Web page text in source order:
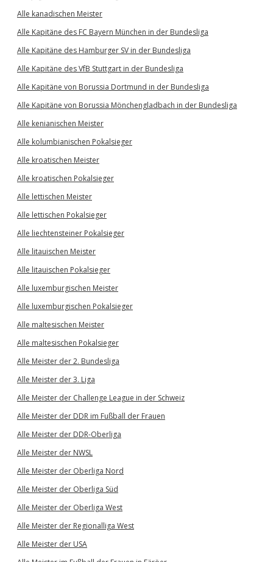
Alle kanadischen Meister
Alle Kapitäne des FC Bayern München in der Bundesliga
Alle Kapitäne des Hamburger SV in der Bundesliga
Alle Kapitäne des VfB Stuttgart in der Bundesliga
Alle Kapitäne von Borussia Dortmund in der Bundesliga
Alle Kapitäne von Borussia Mönchengladbach in der Bundesliga
Alle kenianischen Meister
Alle kolumbianischen Pokalsieger
Alle kroatischen Meister
Alle kroatischen Pokalsieger
Alle lettischen Meister
Alle lettischen Pokalsieger
Alle liechtensteiner Pokalsieger
Alle litauischen Meister
Alle litauischen Pokalsieger
Alle luxemburgischen Meister
Alle luxemburgischen Pokalsieger
Alle maltesischen Meister
Alle maltesischen Pokalsieger
Alle Meister der 2. Bundesliga
Alle Meister der 3. Liga
Alle Meister der Challenge League in der Schweiz
Alle Meister der DDR im Fußball der Frauen
Alle Meister der DDR-Oberliga
Alle Meister der NWSL
Alle Meister der Oberliga Nord
Alle Meister der Oberliga Süd
Alle Meister der Oberliga West
Alle Meister der Regionalliga West
Alle Meister der USA